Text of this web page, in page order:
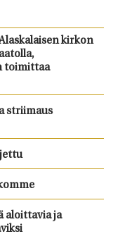
kirkon
toimittaa
striimaus
aloittavia ja